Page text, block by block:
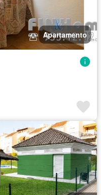
Apartamento